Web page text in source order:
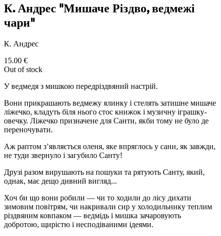
К. Андрес "Мишаче Різдво, ведмежі
чари"
К. Андрес
15.00 €
Out of stock
У ведмедя з мишкою передріздвяний настрій.
Вони прикрашають ведмежу ялинку і стелять затишне мишаче
ліжечко, кладуть біля нього стос книжок і музичну іграшку-
овечку. Ліжечко призначене для Санти, якби тому не було де
переночувати.
Аж раптом з’являється оленя, яке впряглось у сани, як завжди,
не туди звернуло і загубило Санту!
Друзі разом вирушають на пошуки та рятують Санту, який,
однак, має дещо дивний вигляд...
Хоч би що вони робили — чи то ходили до лісу дихати
зимовим повітрям, чи накривали сир у холодильнику теплим
різдвяним ковпаком — ведмідь і мишка зачаровують
добротою, щирістю і несподіваними ідеями.